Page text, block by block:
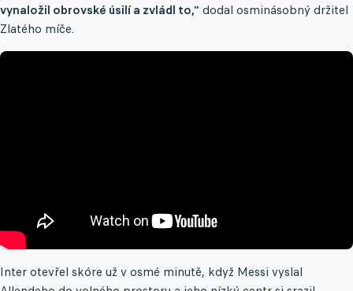
vynaložil obrovské úsilí a zvládl to," dodal osminásobný držitel
Zlatého míče.
Inter otevřel skóre už v osmé minutě, když Messi vyslal